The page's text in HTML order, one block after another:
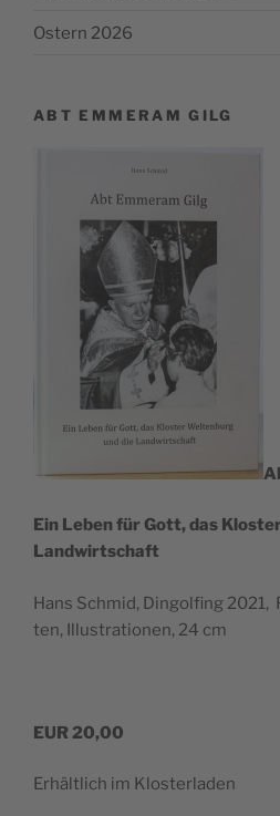
Ostern 2026
ABT EMMERAM GILG
Ein Leben für Gott, das
Landwirtschaft
Hans Schmid, Din­gol­fing
ten, Illus­tra­tio­nen, 24 cm
EUR 20,00
Erhält­lich im Klosterladen